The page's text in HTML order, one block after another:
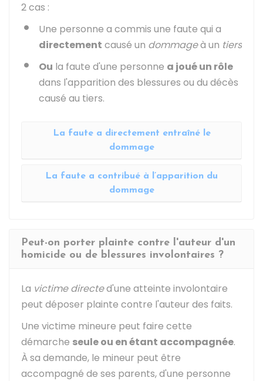
2 cas :
Une personne a commis une faute qui a
directement causé un dommageà un tiers
Ou la faute d'une personne a joué un rôle
dans l'apparition des blessures ou du décès
causé au tiers.
La faute a directement entraîné le
dommage
La faute a contribué à l’apparition du
dommage
Peut-on porter plainte contre l'auteur d'un
homicide ou de blessures involontaires ?
La victime directed'une atteinte involontaire
peut déposer plainte contre l'auteur des faits.
Une victime mineure peut faire cette
démarche seule ou en étant accompagnée.
À sa demande, le mineur peut être
accompagné de ses parents, d'une personne